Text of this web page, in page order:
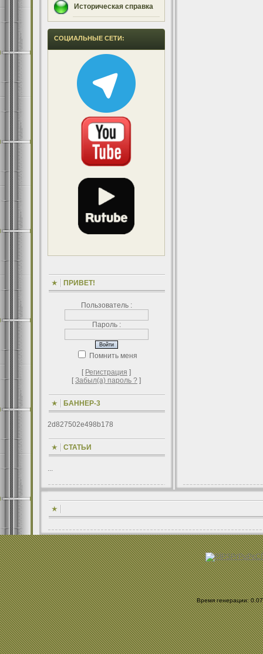
Историческая справка
СОЦИАЛЬНЫЕ СЕТИ:
ПРИВЕТ!
Пользователь :
Пароль :
Помнить меня
[ Регистрация ]
[Забыл(а) пароль ? ]
БАННЕР-3
2d827502e498b178
СТАТЬИ
...
Время генерации: